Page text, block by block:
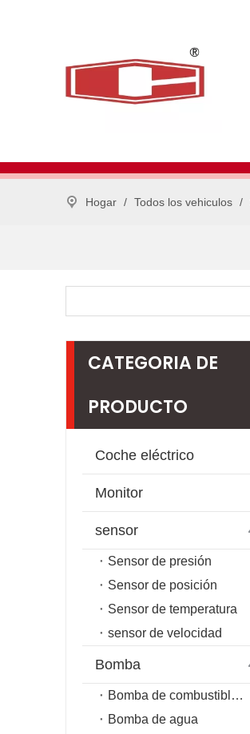
Hogar / Todos los vehiculos /
CATEGORIA DE
PRODUCTO
Coche eléctrico
Monitor
sensor
Sensor de presión
Sensor de posición
Sensor de temperatura
sensor de velocidad
Bomba
Bomba de combustible de riel común
Bomba de agua